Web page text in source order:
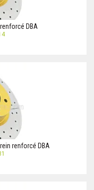
DBA
renforcé DBA